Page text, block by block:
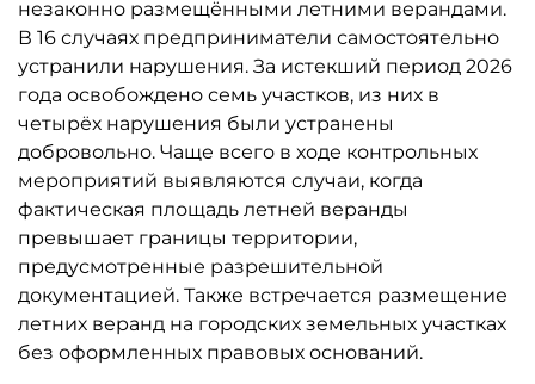
незаконно размещёнными летними верандами.
В 16 случаях предприниматели самостоятельно
устранили нарушения. За истекший период 2026
года освобождено семь участков, из них в
четырёх нарушения были устранены
добровольно. Чаще всего в ходе контрольных
мероприятий выявляются случаи, когда
фактическая площадь летней веранды
превышает границы территории,
предусмотренные разрешительной
документацией. Также встречается размещение
летних веранд на городских земельных участках
без оформленных правовых оснований.